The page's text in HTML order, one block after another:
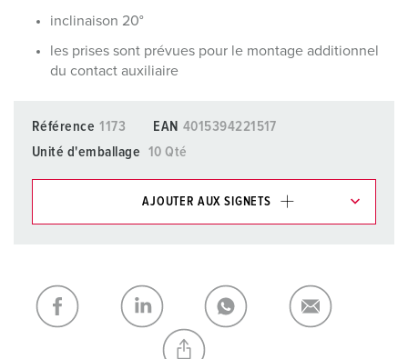
inclinaison 20°
les prises sont prévues pour le montage additionnel
du contact auxiliaire
Référence 1173 EAN 4015394221517
Unité d'emballage
10 Qté
AJOUTER AUX SIGNETS
Ma liste AJOUTER
CRÉER UNE NOUVELLE LISTE